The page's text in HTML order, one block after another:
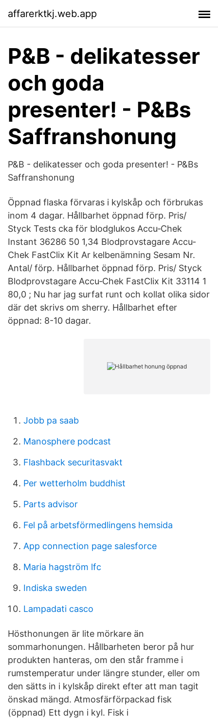
affarerktkj.web.app
P&B - delikatesser
och goda
presenter! - P&Bs
Saffranshonung
P&B - delikatesser och goda presenter! - P&Bs
Saffranshonung
Öppnad flaska förvaras i kylskåp och förbrukas
inom 4 dagar. Hållbarhet öppnad förp. Pris/
Styck Tests cka för blodglukos Accu‐Chek
Instant 36286 50 1,34 Blodprovstagare Accu‐
Chek FastClix Kit Ar kelbenämning Sesam Nr.
Antal/ förp. Hållbarhet öppnad förp. Pris/ Styck
Blodprovstagare Accu‐Chek FastClix Kit 33114 1
80,0 ; Nu har jag surfat runt och kollat olika sidor
där det skrivs om sherry. Hållbarhet efter
öppnad: 8-10 dagar.
Jobb pa saab
Manosphere podcast
Flashback securitasvakt
Per wetterholm buddhist
Parts advisor
Fel på arbetsförmedlingens hemsida
App connection page salesforce
Maria hagström lfc
Indiska sweden
Lampadati casco
Hösthonungen är lite mörkare än
sommarhonungen. Hållbarheten beror på hur
produkten hanteras, om den står framme i
rumstemperatur under längre stunder, eller om
den sätts in i kylskåp direkt efter att man tagit
önskad mängd. Atmosfärförpackad fisk
(öppnad) Ett dygn i kyl. Fisk i